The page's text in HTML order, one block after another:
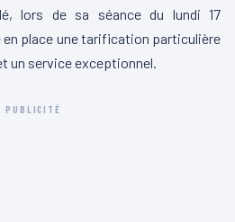
lors de sa séance du lundi 17
en place une tarification particulière
un service exceptionnel.
PUBLICITÉ